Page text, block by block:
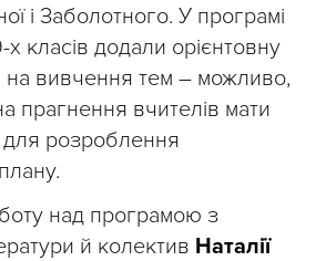
і Заболотного. У програмі
класів додали орієнтовну
на вивчення тем – можливо,
прагнення вчителів мати
для розроблення
над програмою з
й колектив Наталії